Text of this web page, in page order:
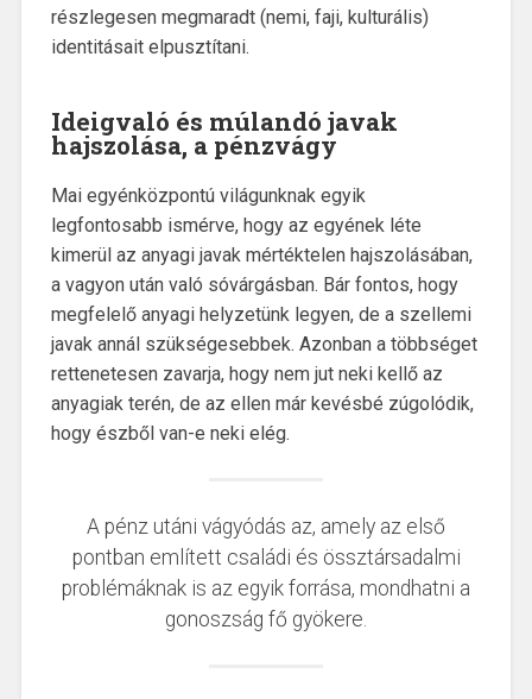
részlegesen megmaradt (nemi, faji, kulturális)
identitásait elpusztítani.
Ideigvaló és múlandó javak
hajszolása, apénzvágy
Mai egyénközpontú világunknak egyik
legfontosabb ismérve, hogy az egyének léte
kimerül az anyagi javak mértéktelen hajszolásában,
a vagyon után való sóvárgásban. Bár fontos, hogy
megfelelő anyagi helyzetünk legyen, de a szellemi
javak annál szükségesebbek. Azonban a többséget
rettenetesen zavarja, hogy nem jut neki kellő az
anyagiak terén, de az ellen már kevésbé zúgolódik,
hogy észből van-e neki elég.
A pénz utáni vágyódás az, amely az első
pontban említett családi és össztársadalmi
problémáknak is az egyik forrása, mondhatni a
gonoszság fő gyökere.